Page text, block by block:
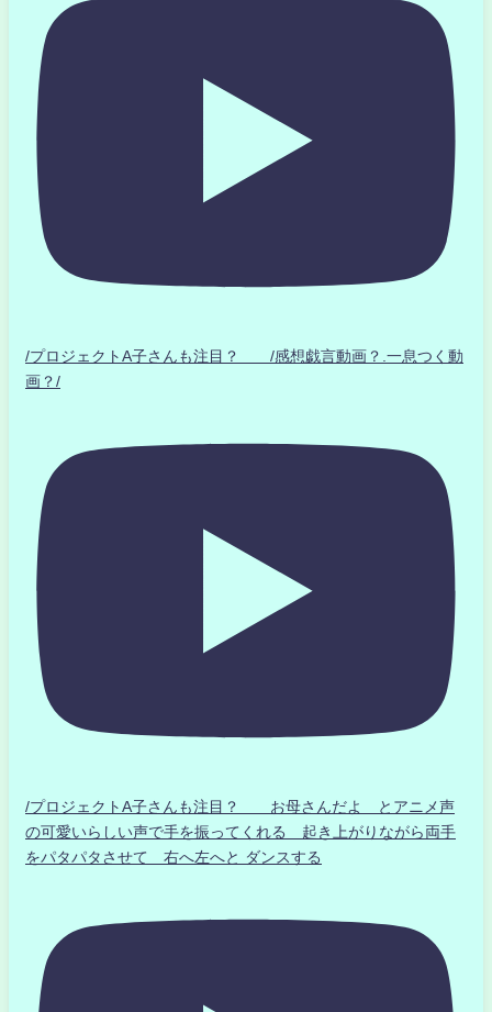
/プロジェクトA子さんも注目？ /感想戯言動画？.一息つく動
画？/
/プロジェクトA子さんも注目？ お母さんだよ とアニメ声
の可愛いらしい声で手を振ってくれる 起き上がりながら両手
をパタパタさせて 右へ左へと ダンスする